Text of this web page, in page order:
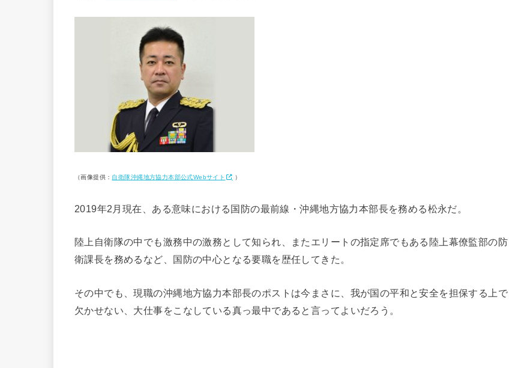
（画像提供： 自衛隊沖縄地方協力本部公式Webサイト ）
2019年2月現在、ある意味における国防の最前線・沖縄地方協力本部長を務める松永だ。
陸上自衛隊の中でも激務中の激務として知られ、またエリートの指定席でもある陸上幕僚監部の防
衛課長を務めるなど、国防の中心となる要職を歴任してきた。
その中でも、現職の沖縄地方協力本部長のポストは今まさに、我が国の平和と安全を担保する上で
欠かせない、大仕事をこなしている真っ最中であると言ってよいだろう。